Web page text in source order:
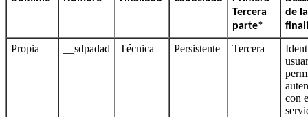
Tercera
parte*
de la
Propia __sdpadad Técnica Persistente Tercera
con